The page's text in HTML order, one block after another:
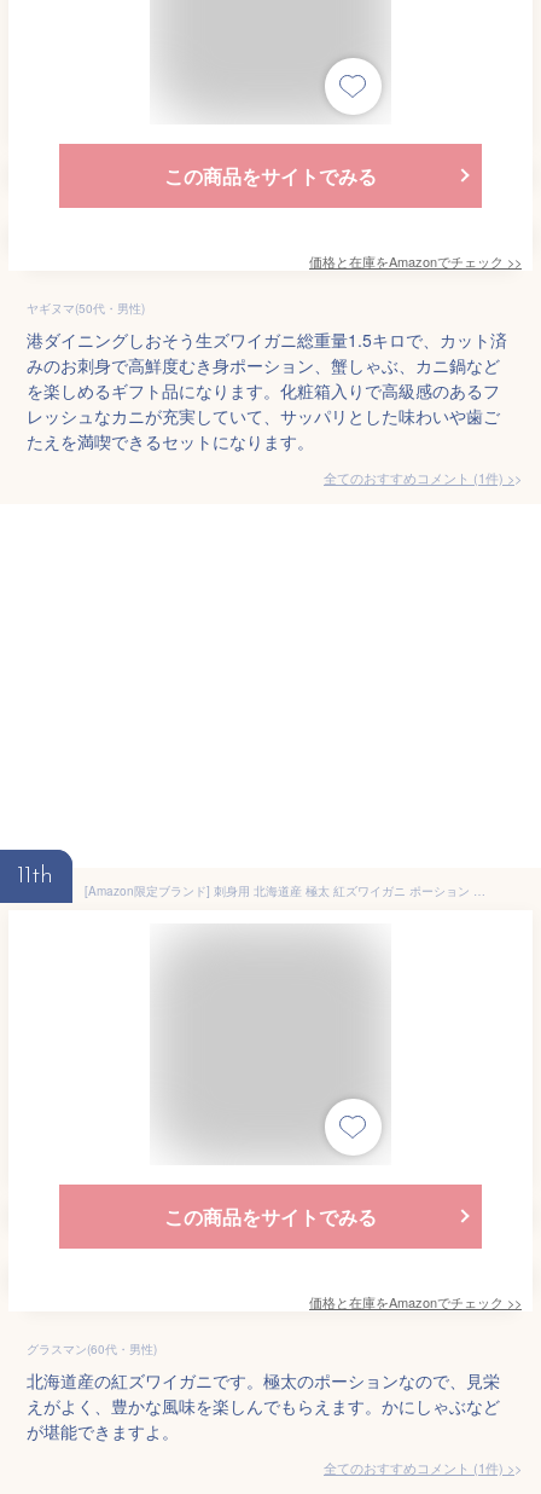
この商品をサイトでみる
価格と在庫をAmazonでチェック >>
ヤギヌマ(50代・男性)
港ダイニングしおそう生ズワイガニ総重量1.5キロで、カット済
みのお刺身で高鮮度むき身ポーション、蟹しゃぶ、カニ鍋など
を楽しめるギフト品になります。化粧箱入りで高級感のあるフ
レッシュなカニが充実していて、サッパリとした味わいや歯ご
たえを満喫できるセットになります。
全てのおすすめコメント (1件) >
11th
[Amazon限定ブランド] 刺身用 北海道産 極太 紅ズワイガニ ポーション 南蛮付き かにしゃぶ かに ずわい蟹 カニ ポーション ギフト 国内加工 虹色キッチン (1kg(500g×2))
この商品をサイトでみる
価格と在庫をAmazonでチェック >>
グラスマン(60代・男性)
北海道産の紅ズワイガニです。極太のポーションなので、見栄
えがよく、豊かな風味を楽しんでもらえます。かにしゃぶなど
が堪能できますよ。
全てのおすすめコメント (1件) >